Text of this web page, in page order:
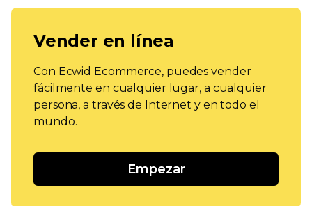
Vender en línea
Con Ecwid Ecommerce, puedes vender
fácilmente en cualquier lugar, a cualquier
persona, a través de Internet y en todo el
mundo.
Empezar